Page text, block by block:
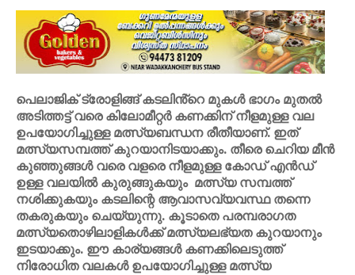
പെലാജിക് ട്രോളിങ്ങ് കടലിൻ്റെ മുകൾ ഭാഗം മുതൽ
അടിത്തട്ട് വരെ കിലോമീറ്റർ കണക്കിന് നീളമുള്ള വല
ഉപയോഗിച്ചുള്ള മത്സ്യബന്ധന രീതീയാണ്. ഇത്
മത്സ്യസമ്പത്ത് കുറയാനിടയാക്കും. തീരെ ചെറിയ മീൻ
കുഞ്ഞുങ്ങൾ വരെ വളരെ നീളമുള്ള കോഡ് എൻഡ്
ഉള്ള വലയിൽ കുരുങ്ങുകയും മത്സ്യ സമ്പത്ത്
നശിക്കുകയും കടലിന്റെ ആവാസവ്യവസ്ഥ തന്നെ
തകരുകയും ചെയ്യുന്നു. കൂടാതെ പരമ്പരാഗത
മത്സ്യതൊഴിലാളികൾക്ക് മത്സ്യലഭ്യത കുറയാനും
ഇടയാക്കും. ഈ കാര്യങ്ങൾ കണക്കിലെടുത്ത്
നിരോധിത വലകൾ ഉപയോഗിച്ചുള്ള മത്സ്യ